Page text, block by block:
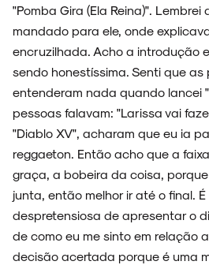
"Pomba Gira (Ela Reina)".
mandado para ele, onde
encruzilhada. Acho a introdução
sendo honestíssima. Senti que as
entenderam nada quando lancei
pessoas falavam: "Larissa vai
"Diablo XV", acharam que eu ia
reggaeton. Então acho que a
graça, a bobeira da coisa,
junta, então melhor ir até o final.
despretensiosa de apresentar o
de como eu me sinto em relação
decisão acertada porque é uma